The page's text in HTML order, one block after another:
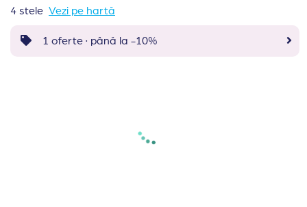
4 stele Vezi pe hartă
1 oferte · până la -10%